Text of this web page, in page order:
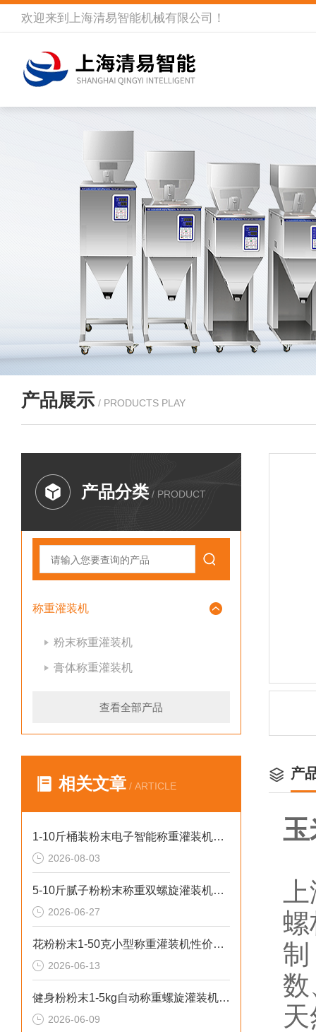
欢迎来到 上海清易智能机械有限公司 ！
产品展示 / PRODUCTS PLAY
产品分类 / PRODUCT
称重灌装机
粉末称重灌装机
膏体称重灌装机
查看全部产品
相关文章 / ARTICLE
1-10斤桶装粉末电子智能称重灌装机介绍
2026-08-03
5-10斤腻子粉粉末称重双螺旋灌装机厂家生产
2026-06-27
花粉粉末1-50克小型称重灌装机性价比高
2026-06-13
健身粉粉末1-5kg自动称重螺旋灌装机操作安全
2026-06-09
产
玉
制
数